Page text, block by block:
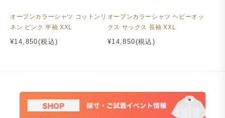
オープンカラーシャツ コットンリ
ネン ピンク 半袖 XXL
¥14,850(税込)
オープンカラーシャツ ヘビーオッ
クス サックス 長袖 XXL
¥14,850(税込)